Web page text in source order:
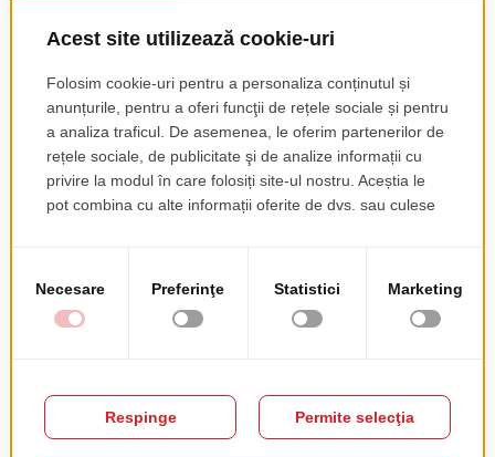
informații
Acest produs nu are recenzii încă. Fii primul!
Recenzia ta
★★★ ★
PSEUDONIM